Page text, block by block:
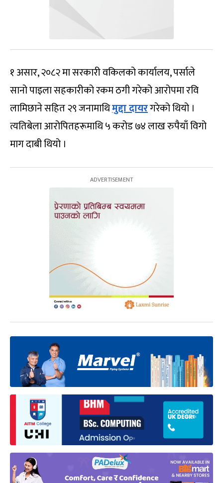
१ असार, २०८२ मा सरकारी वकिलको कार्यालय, पर्साले
सानो पाइला सहकारीको रकम ठगी गरेको आरोपमा रवि
लामिछाने सहित २९ जनामाथिमुद्दा दायरगरेको थियो ।
त्यतिबेला आरोपितहरूमाथि ५ करोड ७४ लाख रुपैयाँ विगो
माग दाबी थियो ।